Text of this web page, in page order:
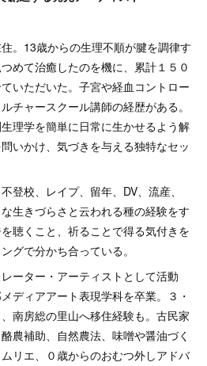
。13歳からの生理不順が腱を調律す
めて治癒したのを機に、累計１５０
いただいた。子宮や経血コントロー
チャースクール講師の経歴がある。
理学を簡単に日常に生かせるよう解
いかけ、気づきを与える独特なセッ
登校、レイプ、留年、DV、流産、
生きづらさと云われる種の経験をす
聴くこと、祈ることで得る気付きを
グで分かち合っている。
ーター・アーティストとして活動
ディアアート表現学科を卒業。３・
南房総の里山へ移住経験も。古民家
農補助、自然農法、味噌や醤油づく
リエ、０歳からのおむつ外しアドバ